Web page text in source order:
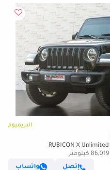
البريميوم
86,019 كيلومتر
إتصل
واتساب